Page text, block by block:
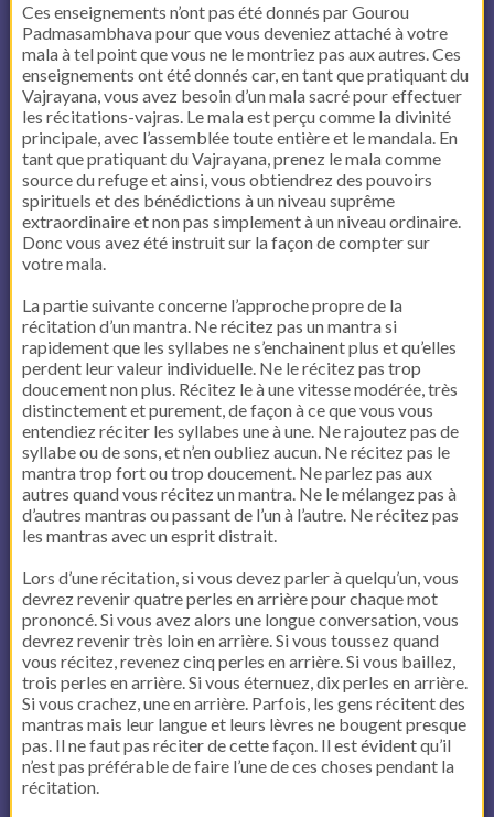
Ces enseignements n’ont pas été donnés par Gourou
Padmasambhava pour que vous deveniez attaché à votre
mala à tel point que vous ne le montriez pas aux autres. Ces
enseignements ont été donnés car, en tant que pratiquant du
Vajrayana, vous avez besoin d’un mala sacré pour effectuer
les récitations-vajras. Le mala est perçu comme la divinité
principale, avec l’assemblée toute entière et le mandala. En
tant que pratiquant du Vajrayana, prenez le mala comme
source du refuge et ainsi, vous obtiendrez des pouvoirs
spirituels et des bénédictions à un niveau suprême
extraordinaire et non pas simplement à un niveau ordinaire.
Donc vous avez été instruit sur la façon de compter sur
votre mala.
La partie suivante concerne l’approche propre de la
récitation d’un mantra. Ne récitez pas un mantra si
rapidement que les syllabes ne s’enchainent plus et qu’elles
perdent leur valeur individuelle. Ne le récitez pas trop
doucement non plus. Récitez le à une vitesse modérée, très
distinctement et purement, de façon à ce que vous vous
entendiez réciter les syllabes une à une. Ne rajoutez pas de
syllabe ou de sons, et n’en oubliez aucun. Ne récitez pas le
mantra trop fort ou trop doucement. Ne parlez pas aux
autres quand vous récitez un mantra. Ne le mélangez pas à
d’autres mantras ou passant de l’un à l’autre. Ne récitez pas
les mantras avec un esprit distrait.
Lors d’une récitation, si vous devez parler à quelqu’un, vous
devrez revenir quatre perles en arrière pour chaque mot
prononcé. Si vous avez alors une longue conversation, vous
devrez revenir très loin en arrière. Si vous toussez quand
vous récitez, revenez cinq perles en arrière. Si vous baillez,
trois perles en arrière. Si vous éternuez, dix perles en arrière.
Si vous crachez, une en arrière. Parfois, les gens récitent des
mantras mais leur langue et leurs lèvres ne bougent presque
pas. Il ne faut pas réciter de cette façon. Il est évident qu’il
n’est pas préférable de faire l’une de ces choses pendant la
récitation.